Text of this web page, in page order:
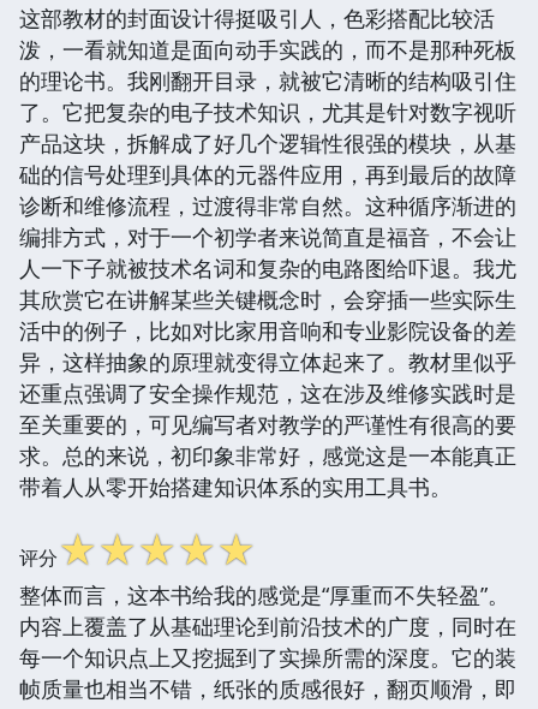
这部教材的封面设计得挺吸引人，色彩搭配比较活
泼，一看就知道是面向动手实践的，而不是那种死板
的理论书。我刚翻开目录，就被它清晰的结构吸引住
了。它把复杂的电子技术知识，尤其是针对数字视听
产品这块，拆解成了好几个逻辑性很强的模块，从基
础的信号处理到具体的元器件应用，再到最后的故障
诊断和维修流程，过渡得非常自然。这种循序渐进的
编排方式，对于一个初学者来说简直是福音，不会让
人一下子就被技术名词和复杂的电路图给吓退。我尤
其欣赏它在讲解某些关键概念时，会穿插一些实际生
活中的例子，比如对比家用音响和专业影院设备的差
异，这样抽象的原理就变得立体起来了。教材里似乎
还重点强调了安全操作规范，这在涉及维修实践时是
至关重要的，可见编写者对教学的严谨性有很高的要
求。总的来说，初印象非常好，感觉这是一本能真正
带着人从零开始搭建知识体系的实用工具书。
评分☆☆☆☆☆
整体而言，这本书给我的感觉是“厚重而不失轻盈”。
内容上覆盖了从基础理论到前沿技术的广度，同时在
每一个知识点上又挖掘到了实操所需的深度。它的装
帧质量也相当不错，纸张的质感很好，翻页顺滑，即